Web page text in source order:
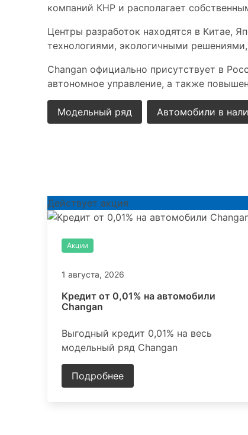
компаний КНР и располагает
Центры разработок находятся в Китае,
технологиями, экологичными
Changan официально присутствует в
автономное управление, а также
Модельный ряд Автомобили в
Действует акция
Акции
1 августа, 2026
Кредит от 0,01% на автомобили
Changan
Выгодный кредит 0,01% на весь
модельный ряд Changan
Подробнее